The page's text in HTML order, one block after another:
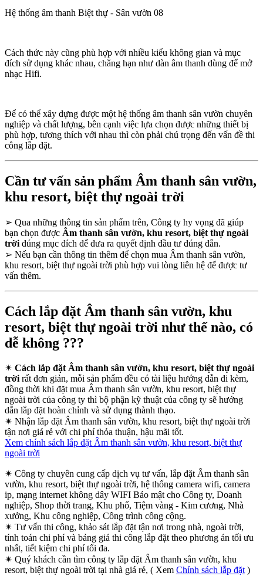
Hệ thống âm thanh Biệt thự - Sân vườn 08
Cách thức này cũng phù hợp với nhiều kiểu không gian và mục
đích sử dụng khác nhau, chẳng hạn như dàn âm thanh dùng để mở
nhạc Hifi.
Để có thể xây dựng được một hệ thống âm thanh sân vườn chuyên
nghiệp và chất lượng, bên cạnh việc lựa chọn được những thiết bị
phù hợp, tương thích với nhau thì còn phải chú trọng đến vấn đề thi
công lắp đặt.
Cần tư vấn sản phẩm Âm thanh sân vườn,
khu resort, biệt thự ngoài trời
➢ Qua những thông tin sản phẩm trên, Công ty hy vọng đã giúp
bạn chọn được Âm thanh sân vườn, khu resort, biệt thự ngoài
trời đúng mục đích để đưa ra quyết định đầu tư đúng đắn.
➢ Nếu bạn cần thông tin thêm để chọn mua Âm thanh sân vườn,
khu resort, biệt thự ngoài trời phù hợp vui lòng liên hệ để được tư
vấn thêm.
Cách lắp đặt Âm thanh sân vườn, khu
resort, biệt thự ngoài trời như thế nào, có
dễ không ???
✴ Cách lắp đặt Âm thanh sân vườn, khu resort, biệt thự ngoài
trờirất đơn giản, mỗi sản phẩm đều có tài liệu hướng dẫn đi kèm,
đồng thời khi đặt mua Âm thanh sân vườn, khu resort, biệt thự
ngoài trời của công ty thì bộ phận kỹ thuật của công ty sẽ hướng
dẫn lắp đặt hoàn chỉnh và sử dụng thành thạo.
✴ Nhận lắp đặt Âm thanh sân vườn, khu resort, biệt thự ngoài trời
tận nơi giá rẻ với chi phí thỏa thuận, hậu mãi tốt.
Xem chính sách lắp đặt Âm thanh sân vườn, khu resort, biệt thự
ngoài trời
✴ Công ty chuyên cung cấp dịch vụ tư vấn, lắp đặt Âm thanh sân
vườn, khu resort, biệt thự ngoài trời, hệ thống camera wifi, camera
ip, mạng internet không dây WIFI Bảo mật cho Công ty, Doanh
nghiệp, Shop thời trang, Khu phố, Tiệm vàng - Kim cương, Nhà
xưởng, Khu công nghiệp, Công trình công cộng.
✴ Tư vấn thi công, khảo sát lắp đặt tận nơi trong nhà, ngoài trời,
tính toán chi phí và bảng giá thi công lắp đặt theo phương án tối ưu
nhất, tiết kiệm chi phí tối đa.
✴ Quý khách cần tìm công ty lắp đặt Âm thanh sân vườn, khu
resort, biệt thự ngoài trời tại nhà giá rẻ, ( Xem Chính sách lắp đặt)